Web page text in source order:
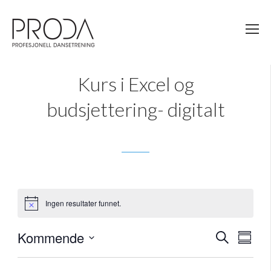
sidens
hovedinnhold
Kurs i Excel og
budsjettering- digitalt
MerknadIngen resultater funnet.
Søk
Kommende
Select